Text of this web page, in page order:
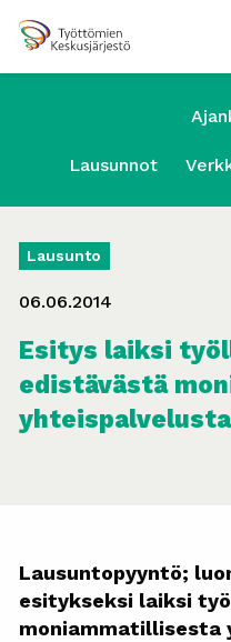
Lausunnot
Lausunto
06.06.2014
Esitys laiksi
edistävästä
Lausuntopyyntö;
esitykseksi laiksi
moniammatillisesta